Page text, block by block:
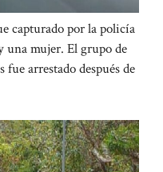
capturado por la policía
una mujer. El grupo de
arrestado después de